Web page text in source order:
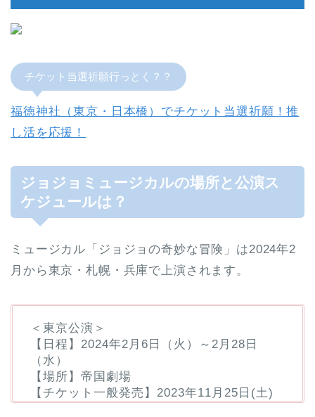
チケット当選祈願行っとく？？
福徳神社（東京・日本橋）でチケット当選祈願！推
し活を応援！
ジョジョミュージカルの場所と公演ス
ケジュールは？
ミュージカル「ジョジョの奇妙な冒険」は2024年2
月から東京・札幌・兵庫で上演されます。
＜東京公演＞
【日程】2024年2月6日（火）～2月28日
（水）
【場所】帝国劇場
【チケット一般発売】2023年11月25日(土)